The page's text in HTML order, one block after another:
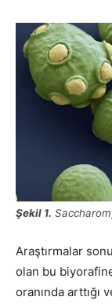
Şekil 1.
Araştırmalar
olan bu
oranında arttığı